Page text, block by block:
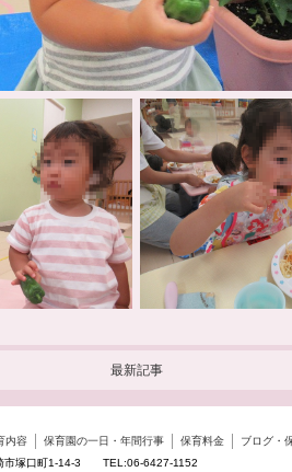
最新記事
内容 保育園の一日・年間行事 保育料金
ブログ・
市塚口町1-14-3 TEL:06-6427-1152